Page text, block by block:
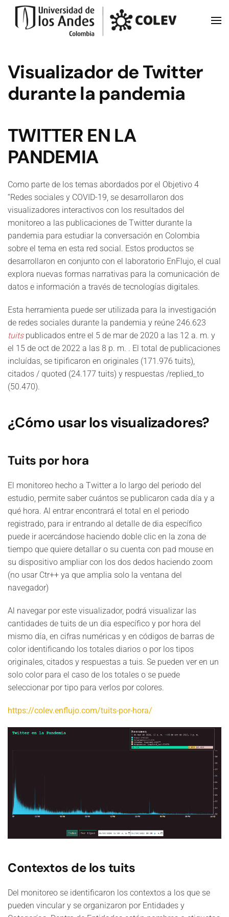
Skip to main content
Visualizador de Twitter
durante la pandemia
TWITTER EN LA
PANDEMIA
Como parte de los temas abordados por el Objetivo 4
“Redes sociales y COVID-19, se desarrollaron dos
visualizadores interactivos con los resultados del
monitoreo a las publicaciones de Twitter durante la
pandemia para estudiar la conversación en Colombia
sobre el tema en esta red social. Estos productos se
desarrollaron en conjunto con el laboratorio EnFlujo, el cual
explora nuevas formas narrativas para la comunicación de
datos e información a través de tecnologías digitales.
Esta herramienta puede ser utilizada para la investigación
de redes sociales durante la pandemia y reúne 246.623
tuitspublicados entre el 5 de mar de 2020 a las 12 a. m. y
el 15 de oct de 2022 a las 8 p. m. . El total de publicaciones
incluídas, se tipificaron en originales (171.976 tuits),
citados / quoted (24.177 tuits) y respuestas /replied_to
(50.470).
¿Cómo usar los visualizadores?
Tuits por hora
El monitoreo hecho a Twitter a lo largo del periodo del
estudio, permite saber cuántos se publicaron cada día y a
qué hora. Al entrar encontrará el total en el periodo
registrado, para ir entrando al detalle de dia específico
puede ir acercándose haciendo doble clic en la zona de
tiempo que quiere detallar o su cuenta con pad mouse en
su dispositivo ampliar con los dos dedos haciendo zoom
(no usar Ctr++ ya que amplia solo la ventana del
navegador)
Al navegar por este visualizador, podrá visualizar las
cantidades de tuits de un dia específico y por hora del
mismo día, en cifras numéricas y en códigos de barras de
color identificando los totales diarios o por los tipos
originales, citados y respuestas a tuis. Se pueden ver en un
solo color para el caso de los totales o se puede
seleccionar por tipo para verlos por colores.
https://colev.enflujo.com/tuits-por-hora/
Contextos de los tuits
Del monitoreo se identificaron los contextos a los que se
pueden vincular y se organizaron por Entidades y